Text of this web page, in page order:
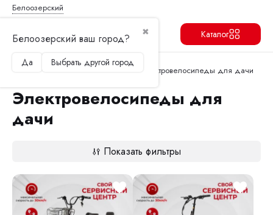
Белоозерский
✖
Белоозерский ваш город?
Да Выбрать другой город
Каталог
Главная Электровелосипеды Электровелосипеды для дачи
Электровелосипеды для
дачи
Показать фильтры
Продолжить Перейти в корзину